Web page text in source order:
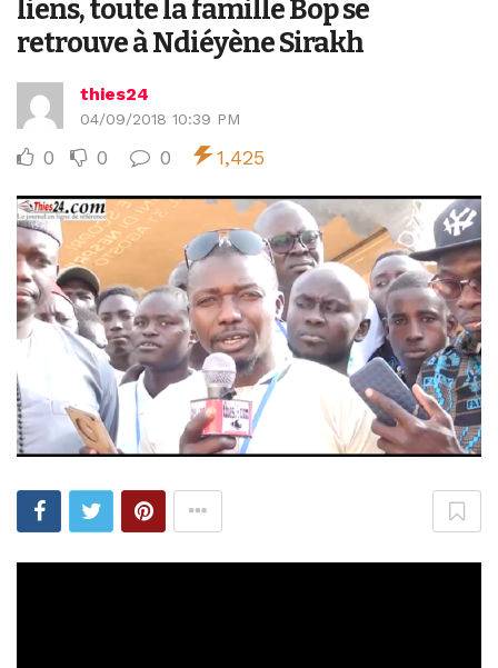
liens, toute la famille Bop se
retrouve à Ndiéyène Sirakh
thies24
04/09/2018 10:39 PM
0 0 0 1,425